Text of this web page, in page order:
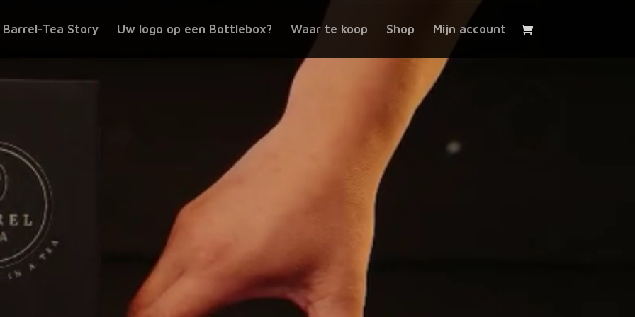
Barrel-Tea Story Uw logo op een Bottlebox? Waar te koop Shop Mijn account